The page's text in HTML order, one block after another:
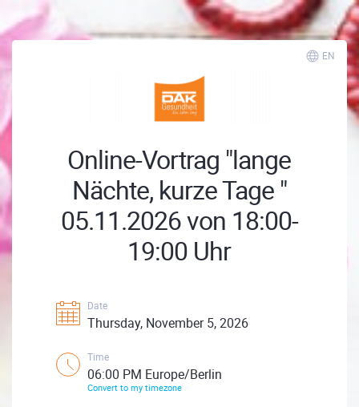
EN
Online-Vortrag "lange
Nächte, kurze Tage "
05.11.2026 von 18:00-
19:00 Uhr
Date
Thursday, November 5, 2026
Time
06:00 PM Europe/Berlin
Convert to my timezone